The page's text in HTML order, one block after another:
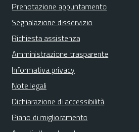
Prenotazione appuntamento
Segnalazione disservizio
Richiesta assistenza
Amministrazione trasparente
Informativa privacy
Note legali
Dichiarazione di accessibilità
Piano di miglioramento